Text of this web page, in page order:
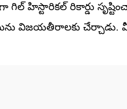
హిస్టారికల్ రికార్డు
విజయతీరాలకు చేర్చాడు.